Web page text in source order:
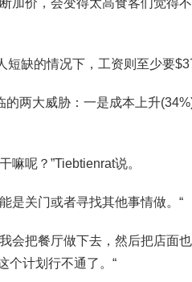
加价，会变得太高食客们觉得不
缺的情况下，工资则至少要
两大威胁：一是成本上升
呢？”Tiebtienrat说。
是关门或者寻找其他事情做。“
会把餐厅做下去，然后把店面
个计划行不通了。“